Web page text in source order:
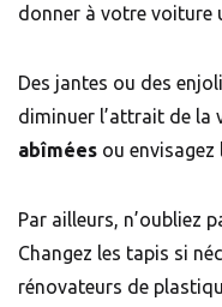
donner à votre voiture
Des jantes ou des
diminuer l’attrait de la
abîmées ou envisagez
Par ailleurs, n’oubliez
Changez les tapis si
rénovateurs de